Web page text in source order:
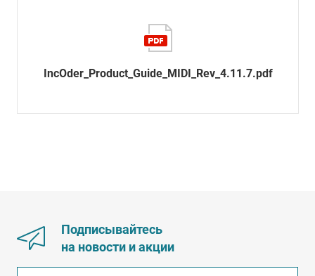
IncOder_Product_Guide_MIDI_Rev_4.11.7.pdf
Подписывайтесь
на новости и акции